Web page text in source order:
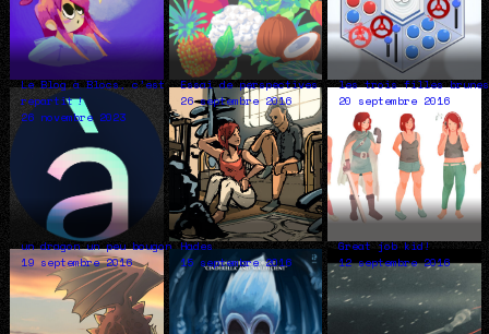
Le Blog à Blocs, c’est
repartit !
26 novembre 2023
Essai de perspectives
26 septembre 2016
les trois filles brunes
20 septembre 2016
un dragon un peu bougon
19 septembre 2016
Hades
15 septembre 2016
Great job kid!
12 septembre 2016